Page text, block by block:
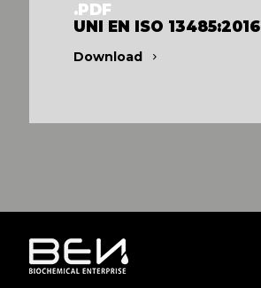
.PDF
UNI EN ISO 13485:2016
Download